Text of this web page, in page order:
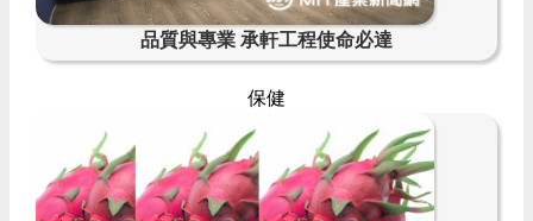
品質與專業 承軒工程使命必達
保健